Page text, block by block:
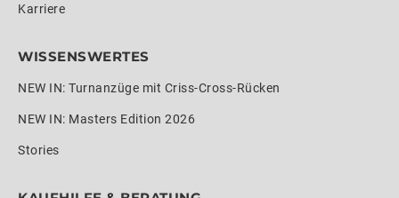
Karriere
WISSENSWERTES
NEW IN: Turnanzüge mit Criss-Cross-Rücken
NEW IN: Masters Edition 2026
Stories